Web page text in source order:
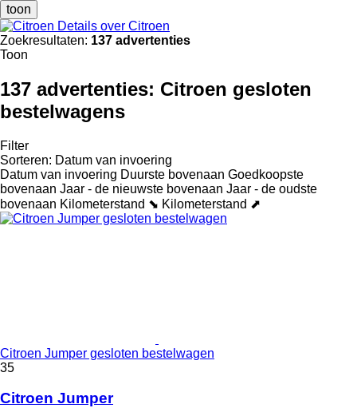
toon
Details over Citroen
Zoekresultaten: 137 advertenties
Toon
137 advertenties: Citroen gesloten
bestelwagens
Filter
Sorteren: Datum van invoering
Datum van invoering Duurste bovenaan Goedkoopste
bovenaan Jaar - de nieuwste bovenaan Jaar - de oudste
bovenaan Kilometerstand ⬊ Kilometerstand ⬈
Citroen Jumper gesloten bestelwagen
35
Citroen Jumper